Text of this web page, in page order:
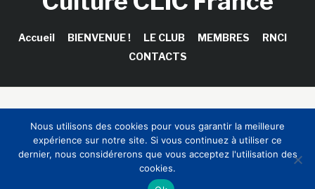
Accueil BIENVENUE ! LE CLUB MEMBRES
RNCI
CONTACTS
Sinapses Conseils
Nous utilisons des cookies pour vous garantir la meilleure
expérience sur notre site. Si vous continuez à utiliser ce
dernier, nous considérerons que vous acceptez l'utilisation des
cookies.